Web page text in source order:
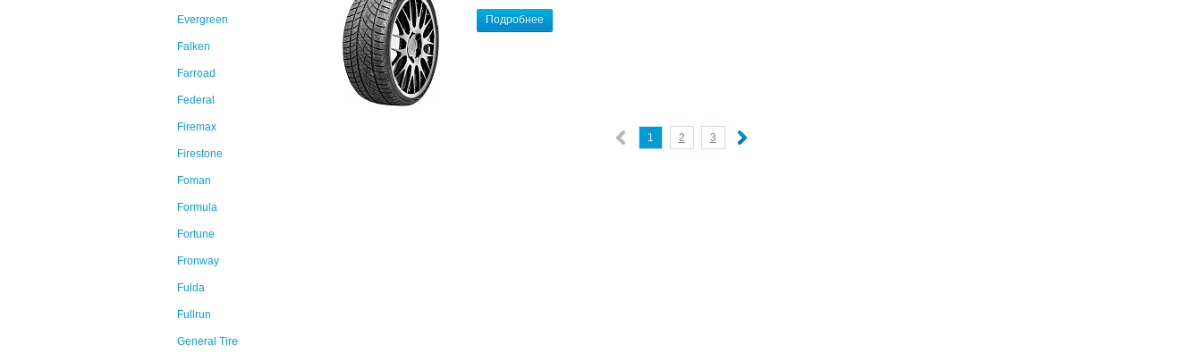
Evergreen
Falken
Farroad
Federal
Firemax
Firestone
Foman
Formula
Fortune
Fronway
Fulda
Fullrun
General Tire
Подробнее
1 2 3